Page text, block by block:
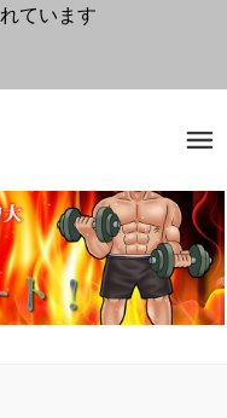
ています